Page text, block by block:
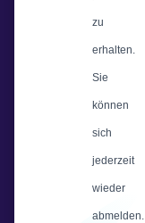
zu
erhalten.
Sie
können
sich
jederzeit
wieder
abmelden.